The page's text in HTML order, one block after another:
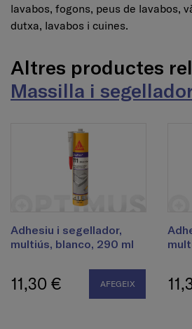
lavabos, fogons, peus de lavabos,
dutxa, lavabos i cuines.
Altres productes
Massilla i
Adhesiu i segellador,
multiús, blanco, 290 ml
11,30 € AFEGEIX